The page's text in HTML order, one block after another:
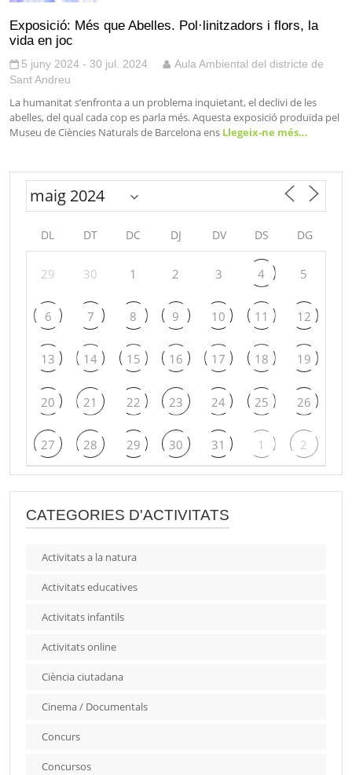
Exposició: Més que Abelles. Pol·linitzadors i flors, la
vida en joc
5 juny 2024 - 30 jul. 2024
Aula Ambiental del districte de
Sant Andreu
La humanitat s’enfronta a un problema inquietant, el declivi de les
abelles, del qual cada cop es parla més. Aquesta exposició produïda pel
Museu de Ciències Naturals de Barcelona ens Llegeix-ne més…
DL DT DC DJ DV DS DG
29 30 1 2 3 4 5
6 7 8 9 10 11 12
13 14 15 16 17 18 19
20 21 22 23 24 25 26
27 28 29 30 31 1 2
CATEGORIES D'ACTIVITATS
Activitats a la natura
Activitats educatives
Activitats infantils
Activitats online
Ciència ciutadana
Cinema / Documentals
Concurs
Concursos